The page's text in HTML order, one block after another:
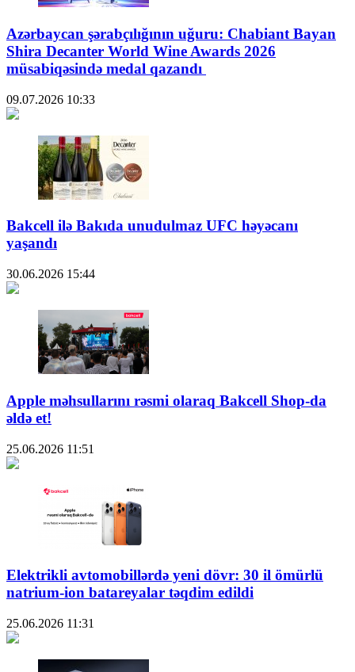
Azərbaycan şərabçılığının uğuru: Chabiant Bayan
Shira Decanter World Wine Awards 2026
müsabiqəsində medal qazandı
09.07.2026 10:33
Bakcell ilə Bakıda unudulmaz UFC həyəcanı
yaşandı
30.06.2026 15:44
Apple məhsullarını rəsmi olaraq Bakcell Shop-da
əldə et!
25.06.2026 11:51
Elektrikli avtomobillərdə yeni dövr: 30 il ömürlü
natrium-ion batareyalar təqdim edildi
25.06.2026 11:31